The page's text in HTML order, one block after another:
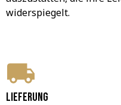
widerspiegelt.
Lieferung